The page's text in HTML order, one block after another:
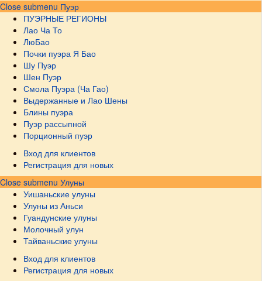
Close submenu Пуэр
ПУЭРНЫЕ РЕГИОНЫ
Лао Ча То
ЛюБао
Почки пуэра Я Бао
Шу Пуэр
Шен Пуэр
Смола Пуэра (Ча Гао)
Выдержанные и Лао Шены
Блины пуэра
Пуэр рассыпной
Порционный пуэр
Вход для клиентов
Регистрация для новых
Close submenu Улуны
Уишаньские улуны
Улуны из Аньси
Гуандунские улуны
Молочный улун
Тайваньские улуны
Вход для клиентов
Регистрация для новых